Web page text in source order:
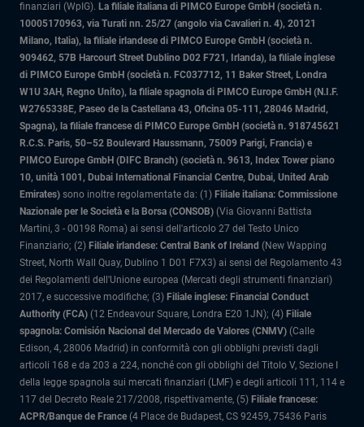
finanziari (WpIG). La filiale italiana di PIMCO Europe GmbH (società n.
10005170963, via Turati nn. 25/27 (angolo via Cavalieri n. 4), 20121
Milano, Italia), la filiale irlandese di PIMCO Europe GmbH (società n.
909462, 57B Harcourt Street Dublino D02 F721, Irlanda), la filiale inglese
di PIMCO Europe GmbH (società n. FC037712, 11 Baker Street, Londra
W1U 3AH, Regno Unito), la filiale spagnola di PIMCO Europe GmbH (N.I.F.
W2765338E, Paseo de la Castellana 43, Oficina 05-111, 28046 Madrid,
Spagna), la filiale francese di PIMCO Europe GmbH (società n. 918745621
R.C.S. Paris, 50–52 Boulevard Haussmann, 75009 Parigi, Francia) e
PIMCO Europe GmbH (DIFC Branch) (società n. 9613, Index Tower piano
10, unità 1001, Dubai International Financial Centre, Dubai, United Arab
Emirates) sono inoltre regolamentate da: (1) Filiale italiana: Commissione
Nazionale per le Società e la Borsa (CONSOB) (Via Giovanni Battista
Martini, 3 - 00198 Roma) ai sensi dell'articolo 27 del Testo Unico
Finanziario; (2) Filiale irlandese: Central Bank of Ireland (New Wapping
Street, North Wall Quay, Dublino 1 D01 F7X3) ai sensi del Regolamento 43
dei Regolamenti dell'Unione europea (Mercati degli strumenti finanziari)
2017, e successive modifiche; (3) Filiale inglese: Financial Conduct
Authority (FCA) (12 Endeavour Square, Londra E20 1JN); (4) Filiale
spagnola: Comisión Nacional del Mercado de Valores (CNMV) (Calle
Edison, 4, 28006 Madrid) in conformità con gli obblighi previsti dagli
articoli 168 e da 203 a 224, nonché con gli obblighi del Titolo V, Sezione I
della legge spagnola sui mercati finanziari (LMF) e degli articoli 111, 114 e
117 del Decreto Reale 217/2008, rispettivamente, (5) Filiale francese:
ACPR/Banque de France (4 Place de Budapest, CS 92459, 75436 Paris